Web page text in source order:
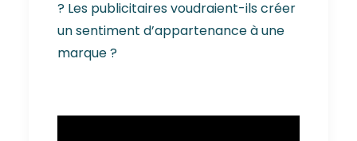
? Les publicitaires voudraient-ils créer
un sentiment d’appartenance à une
marque ?